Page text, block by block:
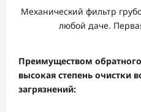
Механический фильтр
любой даче.
Преимуществом
высокая степень очистки
загрязнений: